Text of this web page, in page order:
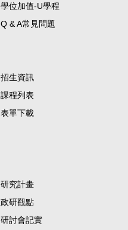
學位加值-U學程
Q & A常見問題
招生資訊
課程列表
表單下載
研究計畫
政研觀點
研討會記實